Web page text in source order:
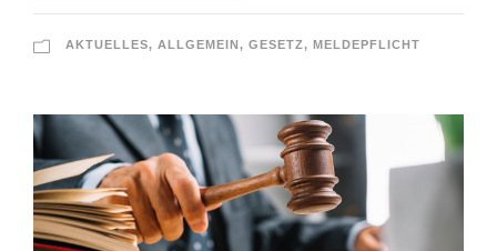
AKTUELLES, ALLGEMEIN , GESETZ, MELDEPFLICHT